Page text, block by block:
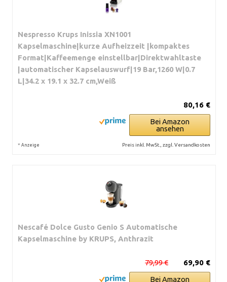
Nespresso Krups Inissia XN1001
Kapselmaschine|kurze Aufheizzeit |kompaktes
Format|Kaffeemenge einstellbar|Direktwahltaste
|automatischer Kapselauswurf|19 Bar,1260 W|0.7
L|34.2 x 19.1 x 32.7 cm,Weiß
80,16 €
Bei Amazon
ansehen
* Anzeige Preis inkl. MwSt., zzgl. Versandkosten
Nescafé Dolce Gusto Genio S Automatische
Kapselmaschine by KRUPS, Anthrazit
69,90 €
79,99 €
Bei Amazon